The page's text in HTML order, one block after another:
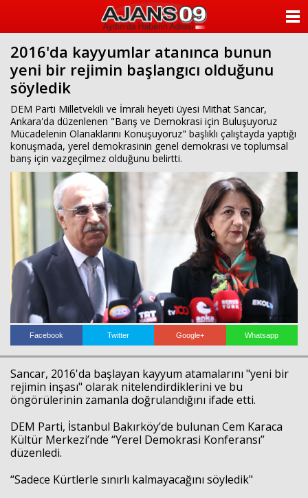
2016'da kayyumlar atanınca bunun
yeni bir rejimin başlangıcı olduğunu
söyledik
DEM Parti Milletvekili ve İmralı heyeti üyesi Mithat Sancar,
Ankara'da düzenlenen "Barış ve Demokrasi için Buluşuyoruz
Mücadelenin Olanaklarını Konuşuyoruz" başlıklı çalıştayda yaptığı
konuşmada, yerel demokrasinin genel demokrasi ve toplumsal
barış için vazgeçilmez olduğunu belirtti.
Facebook Twitter Google+ Whatsapp
Sancar, 2016'da başlayan kayyum atamalarını "yeni bir
rejimin inşası" olarak nitelendirdiklerini ve bu
öngörülerinin zamanla doğrulandığını ifade etti.
DEM Parti, İstanbul Bakırköy’de bulunan Cem Karaca
Kültür Merkezi’nde “Yerel Demokrasi Konferansı”
düzenledi.
“Sadece Kürtlerle sınırlı kalmayacağını söyledik"
KATEGORİLER
ANKETLER
FOTO GALERİ
VİDEO GALERİ
KÜNYE
İLETİŞİM